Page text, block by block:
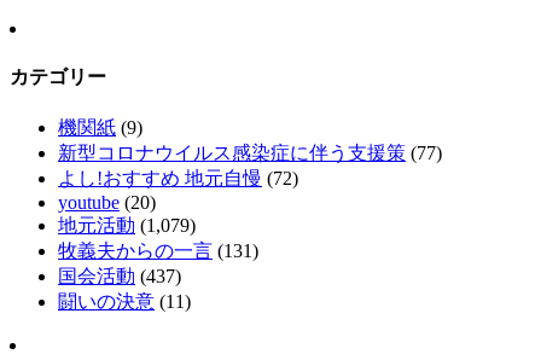
カテゴリー
機関紙 (9)
新型コロナウイルス感染症に伴う支援策 (77)
よし!おすすめ 地元自慢 (72)
youtube (20)
地元活動 (1,079)
牧義夫からの一言 (131)
国会活動 (437)
闘いの決意 (11)